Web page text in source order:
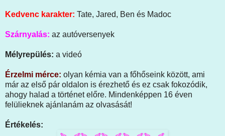
Kedvenc karakter: Tate, Jared, Ben és Madoc
Szárnyalás: az autóversenyek
Mélyrepülés: a videó
Érzelmi mérce: olyan kémia van a főhőseink között, ami
már az első pár oldalon is érezhető és ez csak fokozódik,
ahogy halad a történet előre. Mindenképpen 16 éven
felülieknek ajánlanám az olvasását!
Értékelés: